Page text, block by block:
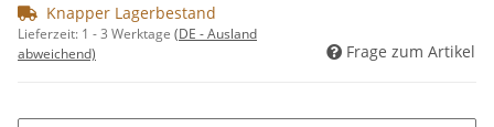
Knapper Lagerbestand
Lieferzeit: 1 - 3 Werktage (DE - Ausland
abweichend)
Frage zum Artikel